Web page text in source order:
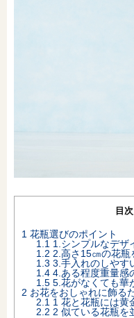
オ
目次
1 花瓶選びのポイント
1.1 1.シンプルなデザ
1.2 2.高さ15㎝の花瓶
1.3 3.手入れのしやす
1.4 4.ある程度重量感
1.5 5.花がなくても華
2 お花をおしゃれに飾る
2.1 1 花と花瓶には黄
2.2 2 似ている花瓶を